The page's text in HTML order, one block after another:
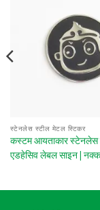
स्टेनलेस स्टील मेटल स्टिकर
कस्टम आयताकार स्टेनलेस
एडहेसिव लेबल साइन |